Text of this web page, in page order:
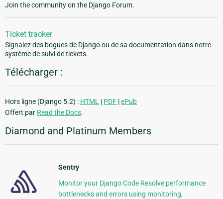
Join the community on the Django Forum.
Ticket tracker
Signalez des bogues de Django ou de sa documentation dans notre
système de suivi de tickets.
Télécharger :
Hors ligne (Django 5.2) : HTML | PDF |ePub
Offert par Read the Docs.
Diamond and Platinum Members
Sentry
Monitor your Django Code Resolve performance
bottlenecks and errors using monitoring,